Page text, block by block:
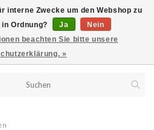
interne Zwecke um den Webshop zu
Ordnung?
Ja
Nein
beachten Sie bitte unsere
»